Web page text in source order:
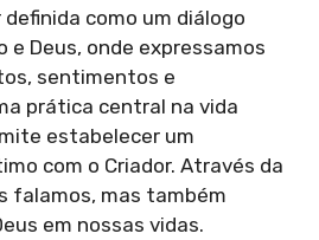
definida como um diálogo
e Deus, onde expressamos
sentimentos e
prática central na vida
estabelecer um
com o Criador. Através da
falamos, mas também
em nossas vidas.